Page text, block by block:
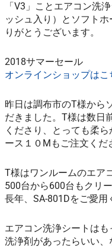
「V3」ことエアコン洗
ッシュ入り）とソフト
りがとうございます。
2018サマーセール
オンラインショップはこ
昨日は調布市のT様から
だきました。T様は数日
くださり、とっても柔
ース１０Mもご注文くだ
T様はワンルームのエア
500台から600台もクリ
長年、SA-801Dをご愛用
エアコン洗浄シートは
洗浄剤があったらいい